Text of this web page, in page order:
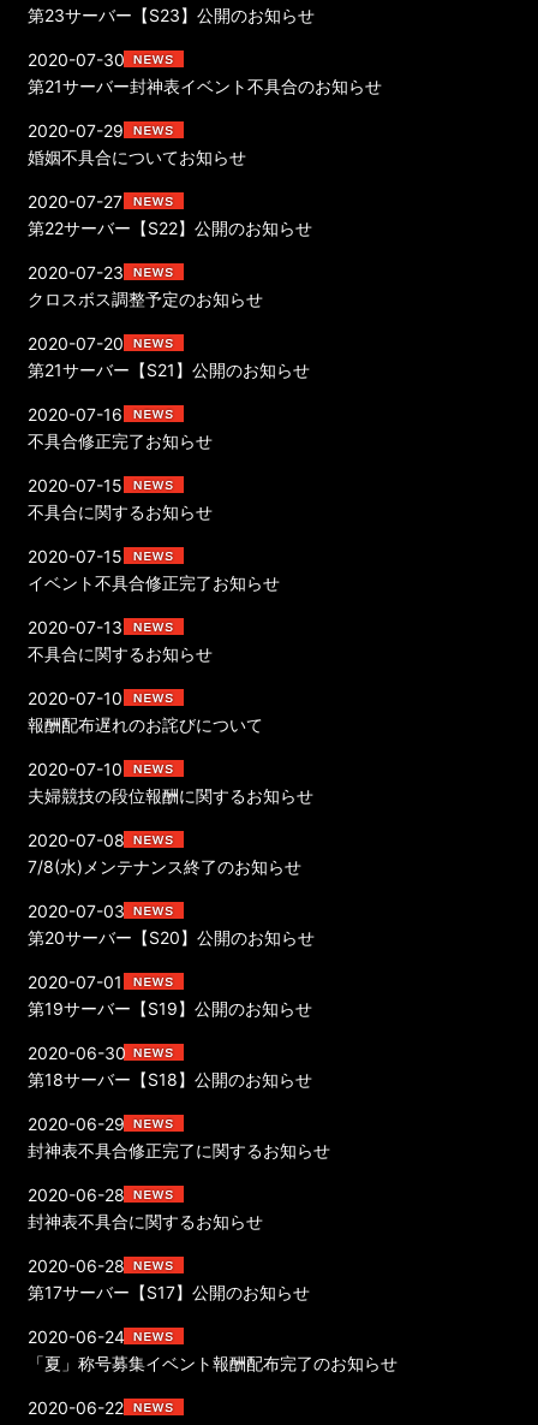
第23サーバー【S23】公開のお知らせ
第21サーバー封神表イベント不具合のお知らせ
2020-07-30
婚姻不具合についてお知らせ
2020-07-29
第22サーバー【S22】公開のお知らせ
2020-07-27
クロスボス調整予定のお知らせ
2020-07-23
第21サーバー【S21】公開のお知らせ
2020-07-20
不具合修正完了お知らせ
2020-07-16
不具合に関するお知らせ
2020-07-15
イベント不具合修正完了お知らせ
2020-07-15
不具合に関するお知らせ
2020-07-13
報酬配布遅れのお詫びについて
2020-07-10
夫婦競技の段位報酬に関するお知らせ
2020-07-10
7/8(水)メンテナンス終了のお知らせ
2020-07-08
第20サーバー【S20】公開のお知らせ
2020-07-03
第19サーバー【S19】公開のお知らせ
2020-07-01
第18サーバー【S18】公開のお知らせ
2020-06-30
封神表不具合修正完了に関するお知らせ
2020-06-29
封神表不具合に関するお知らせ
2020-06-28
第17サーバー【S17】公開のお知らせ
2020-06-28
「夏」称号募集イベント報酬配布完了のお知らせ
2020-06-24
2020-06-22